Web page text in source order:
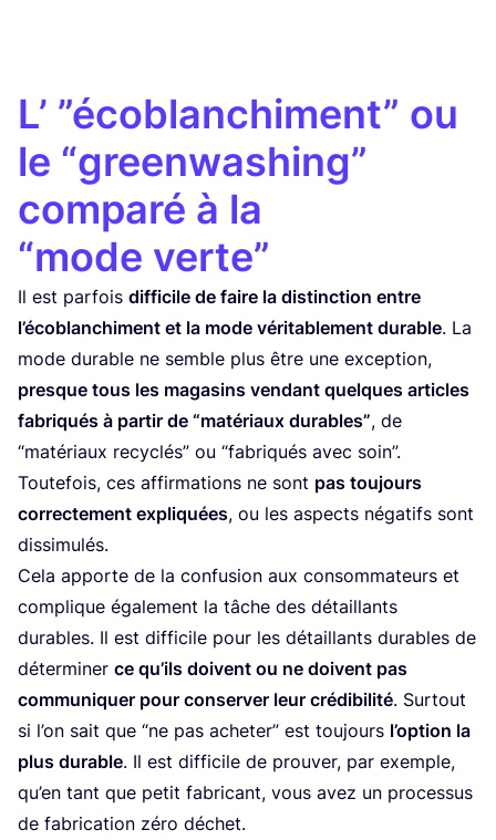
L’ ”écoblanchiment” ou
le “greenwashing”
comparé à la
“mode verte”
Il est par­fois dif­fi­cile de faire la dis­tinc­tion entre
l’é­co­blan­chi­ment et la mode véri­ta­ble­ment durable. La
mode durable ne semble plus être une excep­tion,
presque tous les maga­sins ven­dant quelques articles
fabri­qués à par­tir de “maté­riaux durables”, de
“maté­riaux recy­clés” ou “fabri­qués avec soin”.
Tou­te­fois, ces affir­ma­tions ne sont pas tou­jours
cor­rec­te­ment expli­quées, ou les aspects néga­tifs sont
dissimulés.
Cela apporte de la confu­sion aux consom­ma­teurs et
com­plique éga­le­ment la tâche des détaillants
durables. Il est dif­fi­cile pour les détaillants durables de
déter­mi­ner ce qu’ils doivent ou ne doivent pas
com­mu­ni­quer pour conser­ver leur cré­di­bi­li­té. Sur­tout
si l’on sait que “ne pas ache­ter” est tou­jours l’op­tion la
plus durable. Il est dif­fi­cile de prou­ver, par exemple,
qu’en tant que petit fabri­cant, vous avez un pro­ces­sus
de fabri­ca­tion zéro déchet.